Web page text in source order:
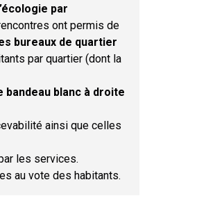
par
ont permis de
bureaux de quartier
par quartier (dont la
blanc à droite
ainsi que celles
les services.
au vote des habitants.